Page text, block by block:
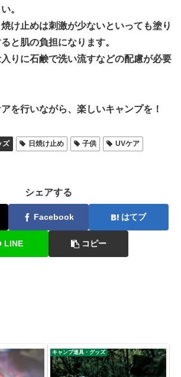
。
け止めは刺激が少ないといっても塗り
と肌の負担になります。
りに石鹸で洗い流すなどの配慮が必要
を行いながら、楽しいキャンプを！
ズ 日焼け止め 子供
UVケア
シェアする
Facebook はてブ
LINE コピー
キャンプ道具・グッズ